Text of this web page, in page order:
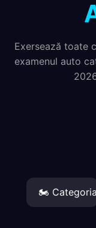
Exersează toate
examenul auto
🏍️